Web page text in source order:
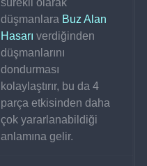
düşmanlara Buz Alan
Hasarı verdiğinden
düşmanlarını
dondurması
kolaylaştırır, bu da 4
parça etkisinden daha
çok yararlanabildiği
anlamına gelir.